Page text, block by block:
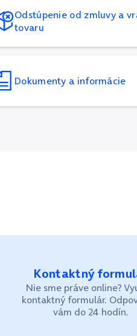
Odstúpenie od zmluvy a
tovaru
Dokumenty a informácie
Kontaktný
Nie sme práve online?
kontaktný formulár.
vám do 24 hodín.